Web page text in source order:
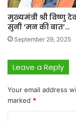
मुख्यमंत्री श्री विष्णु
सुनी ‘मन की बात’…
September 29, 2025
Leave a Reply
Your email address
marked *